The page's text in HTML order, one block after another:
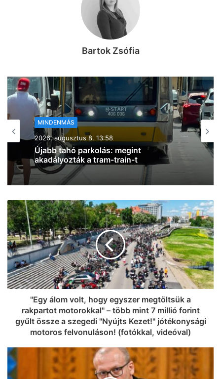
Bartok Zsófia
MINDENMÁS
2026, augusztus 8. 13:39
Tetejére borult egy autó Csongrád és
Gátér között
"Egy álom volt, hogy egyszer megtöltsük a
rakpartot motorokkal" – több mint 7 millió forint
gyűlt össze a szegedi "Nyújts Kezet!" jótékonysági
motoros felvonuláson! (fotókkal, videóval)